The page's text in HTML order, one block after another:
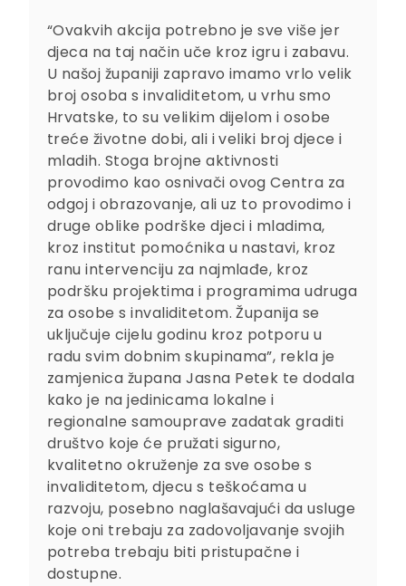
“Ovakvih akcija potrebno je sve više jer
djeca na taj način uče kroz igru i zabavu.
U našoj županiji zapravo imamo vrlo velik
broj osoba s invaliditetom, u vrhu smo
Hrvatske, to su velikim dijelom i osobe
treće životne dobi, ali i veliki broj djece i
mladih. Stoga brojne aktivnosti
provodimo kao osnivači ovog Centra za
odgoj i obrazovanje, ali uz to provodimo i
druge oblike podrške djeci i mladima,
kroz institut pomoćnika u nastavi, kroz
ranu intervenciju za najmlađe, kroz
podršku projektima i programima udruga
za osobe s invaliditetom. Županija se
uključuje cijelu godinu kroz potporu u
radu svim dobnim skupinama”, rekla je
zamjenica župana Jasna Petek te dodala
kako je na jedinicama lokalne i
regionalne samouprave zadatak graditi
društvo koje će pružati sigurno,
kvalitetno okruženje za sve osobe s
invaliditetom, djecu s teškoćama u
razvoju, posebno naglašavajući da usluge
koje oni trebaju za zadovoljavanje svojih
potreba trebaju biti pristupačne i
dostupne.